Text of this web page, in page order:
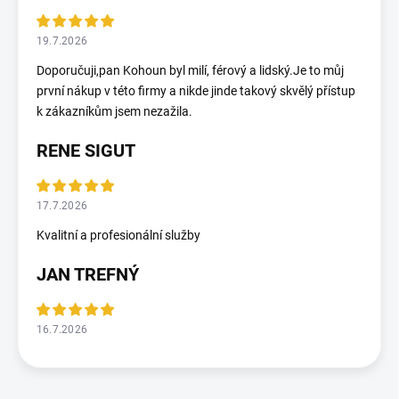
19.7.2026
Doporučuji,pan Kohoun byl milí, férový a lidský.Je to můj
první nákup v této firmy a nikde jinde takový skvělý přístup
k zákazníkům jsem nezažila.
RENE SIGUT
17.7.2026
Kvalitní a profesionální služby
JAN TREFNÝ
16.7.2026